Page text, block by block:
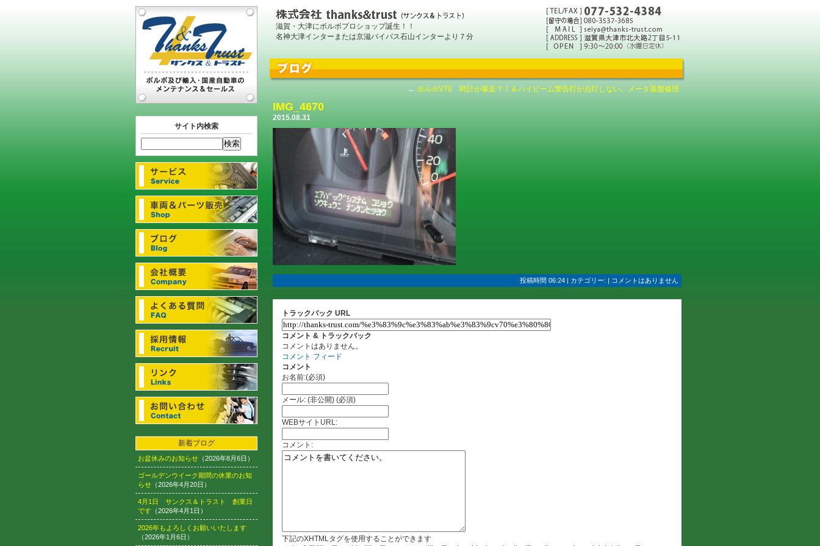
滋賀・大津にボルボプロショップ誕生！！
名神大津インターまたは京滋バイパス石山インターより７分
サイト内検索
新着ブログ
お盆休みのお知らせ （2026年8月6日）
ゴールデンウイーク期間の休業のお知
らせ （2026年4月20日）
4月1日 サンクス＆トラスト 創業日
です （2026年4月1日）
2026年もよろしくお願いいたします
（2026年1月6日）
← ボルボV70 時計が暴走？！＆ハイビーム警告灯が点灯しない。メータ基盤修理
IMG_4670
2015.08.31
投稿時間 06:24 | カテゴリー: | コメントはありません
トラックバック URL
コメント & トラックバック
コメントはありません。
コメント フィード
コメント
お名前:(必須)
メール: (非公開) (必須)
WEBサイトURL:
コメント:
下記のXHTMLタグを使用することができます